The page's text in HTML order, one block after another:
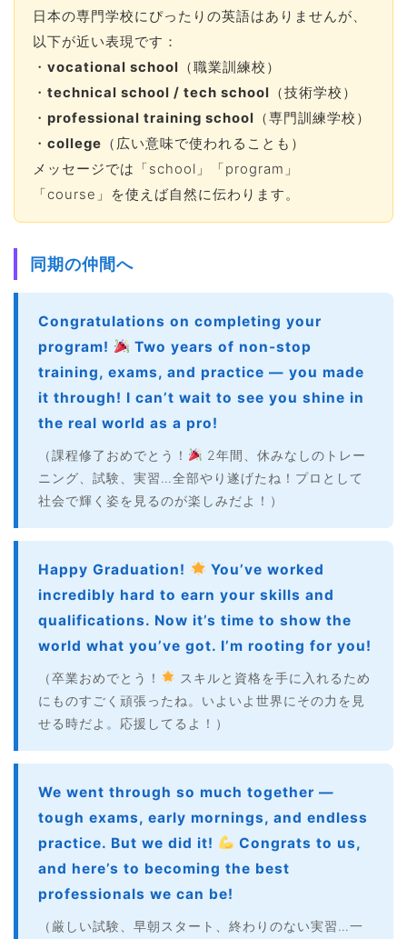
日本の専門学校にぴったりの英語はありませんが、
以下が近い表現です：
・ vocational school （職業訓練校）
・ technical school / tech school （技術学校）
・ professional training school （専門訓練学校）
・ college （広い意味で使われることも）
メッセージでは「school」「program」
「course」を使えば自然に伝わります。
同期の仲間へ
Congratulations on completing your
program!
Two years of non-stop
training, exams, and practice — you made
it through! I can’t wait to see you shine in
the real world as a pro!
（課程修了おめでとう！
2年間、休みなしのトレー
ニング、試験、実習…全部やり遂げたね！プロとして
社会で輝く姿を見るのが楽しみだよ！）
Happy Graduation!
You’ve worked
incredibly hard to earn your skills and
qualifications. Now it’s time to show the
world what you’ve got. I’m rooting for you!
（卒業おめでとう！
スキルと資格を手に入れるため
にものすごく頑張ったね。いよいよ世界にその力を見
せる時だよ。応援してるよ！）
We went through so much together —
tough exams, early mornings, and endless
practice. But we did it!
Congrats to us,
and here’s to becoming the best
professionals we can be!
（厳しい試験、早朝スタート、終わりのない実習…一